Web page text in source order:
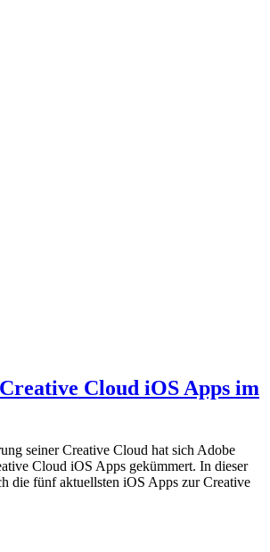
Cloud iOS Apps im
seiner Creative Cloud hat sich Adobe
Cloud iOS Apps gekümmert. In dieser
die fünf aktuellsten iOS Apps zur Creative